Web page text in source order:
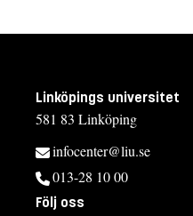
Linköpings universitet
581 83 Linköping
infocenter@liu.se
013-28 10 00
Följ oss